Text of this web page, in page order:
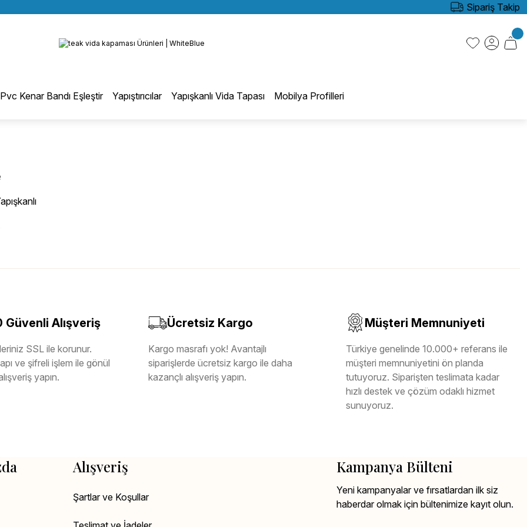
BÜTÜN ALIŞVERİŞLERİNİZDE KARGO BEDAVA!
KREDİ KARTINA 6 TAKSİT SEÇENEĞİ
Sipariş Takip
Pvc Kenar Bandı Eşleştir Yapıştırıcılar Yapışkanlı Vida Tapası Mobilya Profilleri
Güvenli Alışveriş
SSL ile korunur.
ve şifreli işlem ile gönül
yapın.
Ücretsiz Kargo
Kargo masrafı yok! Avantajlı
siparişlerde ücretsiz kargo ile daha
kazançlı alışveriş yapın.
Müşteri Memnuniyeti
Türkiye genelinde 10.000+ referans ile
müşteri memnuniyetini ön planda
tutuyoruz. Siparişten teslimata kadar
hızlı destek ve çözüm odaklı hizmet
sunuyoruz.
Alışveriş
Şartlar ve Koşullar
Kampanya Bülteni
Yeni kampanyalar ve fırsatlardan ilk siz
haberdar olmak için bültenimize kayıt olun.
Pervaz Hotmelt Tutkalı